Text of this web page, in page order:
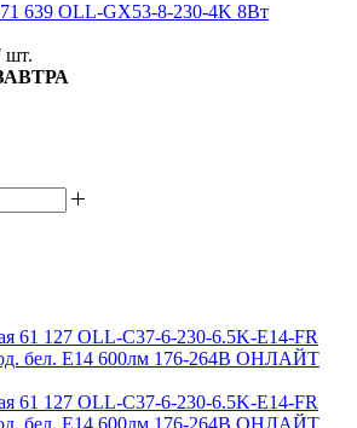
639 OLL-GX53-8-230-4K 8Вт
шт.